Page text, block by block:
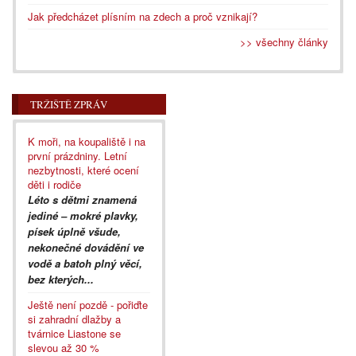
Jak předcházet plísním na zdech a proč vznikají?
>> všechny články
TRŽIŠTĚ ZPRÁV
K moři, na koupaliště i na
první prázdniny. Letní
nezbytnosti, které ocení
děti i rodiče
Léto s dětmi znamená
jediné – mokré plavky,
písek úplně všude,
nekonečné dovádění ve
vodě a batoh plný věcí,
bez kterých...
Ještě není pozdě - pořiďte
si zahradní dlažby a
tvárnice Liastone se
slevou až 30 %